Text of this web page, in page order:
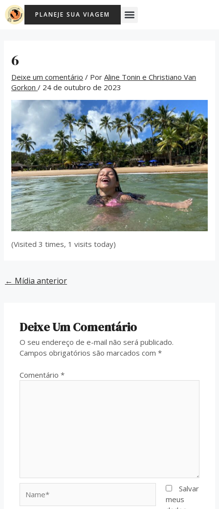
para
PLANEJE SUA VIAGEM Menu
6
Deixe um comentário / PorAline Tonin e Christiano Van
Gorkon/ 24 de outubro de 2023
(Visited 3 times, 1 visits today)
Post
navigation
← Mídia anterior
Deixe Um Comentário
O seu endereço de e-mail não será publicado.
Campos obrigatórios são marcados com*
Comentário*
Salvar
meus